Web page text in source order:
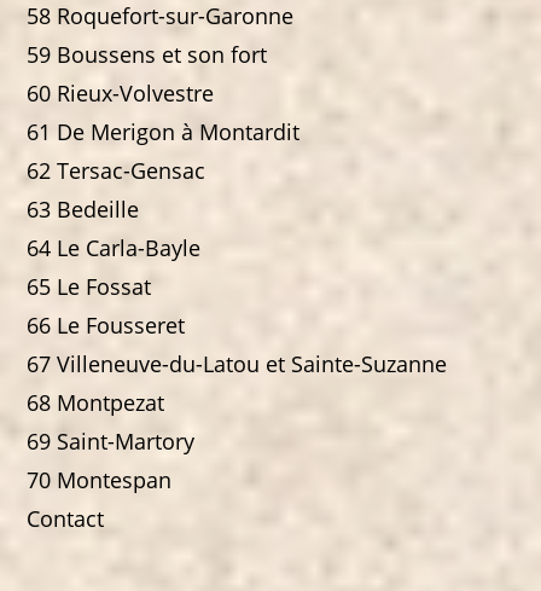
58 Roquefort-sur-Garonne
59 Boussens et son fort
60 Rieux-Volvestre
61 De Merigon à Montardit
62 Tersac-Gensac
63 Bedeille
64 Le Carla-Bayle
65 Le Fossat
66 Le Fousseret
67 Villeneuve-du-Latou et Sainte-Suzanne
68 Montpezat
69 Saint-Martory
70 Montespan
Contact